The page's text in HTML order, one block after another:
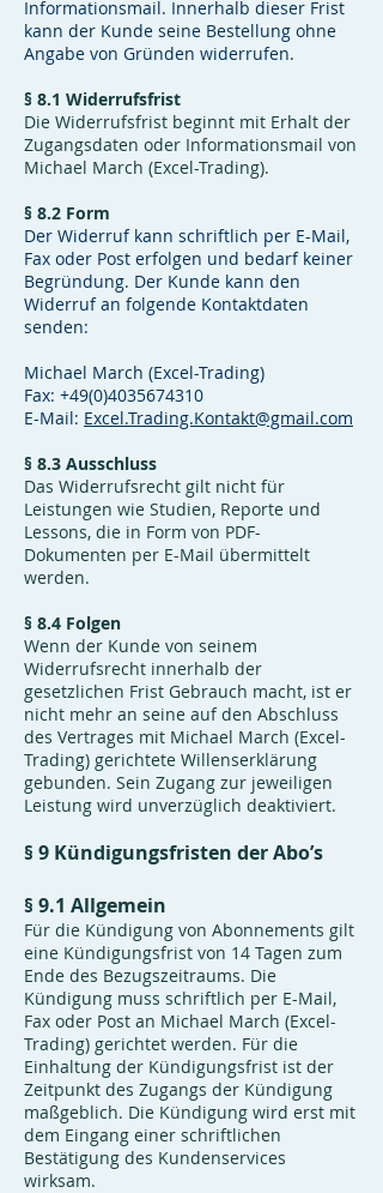
Informationsmail. Innerhalb dieser Frist
kann der Kunde seine Bestellung ohne
Angabe von Gründen widerrufen.
§ 8.1 Widerrufsfrist
Die Widerrufsfrist beginnt mit Erhalt der
Zugangsdaten oder Informationsmail von
Michael March (Excel-Trading).
§ 8.2 Form
Der Widerruf kann schriftlich per E-Mail,
Fax oder Post erfolgen und bedarf keiner
Begründung. Der Kunde kann den
Widerruf an folgende Kontaktdaten
senden:
Michael March (Excel-Trading)
Fax: +49(0)4035674310
E-Mail: Excel.Trading.Kontakt@gmail.com
§ 8.3 Ausschluss
Das Widerrufsrecht gilt nicht für
Leistungen wie Studien, Reporte und
Lessons, die in Form von PDF-
Dokumenten per E-Mail übermittelt
werden.
§ 8.4 Folgen
Wenn der Kunde von seinem
Widerrufsrecht innerhalb der
gesetzlichen Frist Gebrauch macht, ist er
nicht mehr an seine auf den Abschluss
des Vertrages mit Michael March (Excel-
Trading) gerichtete Willenserklärung
gebunden. Sein Zugang zur jeweiligen
Leistung wird unverzüglich deaktiviert.
§ 9 Kündigungsfristen der Abo’s
§ 9.1 Allgemein
Für die Kündigung von Abonnements gilt
eine Kündigungsfrist von 14 Tagen zum
Ende des Bezugszeitraums. Die
Kündigung muss schriftlich per E-Mail,
Fax oder Post an Michael March (Excel-
Trading) gerichtet werden. Für die
Einhaltung der Kündigungsfrist ist der
Zeitpunkt des Zugangs der Kündigung
maßgeblich. Die Kündigung wird erst mit
dem Eingang einer schriftlichen
Bestätigung des Kundenservices
wirksam.